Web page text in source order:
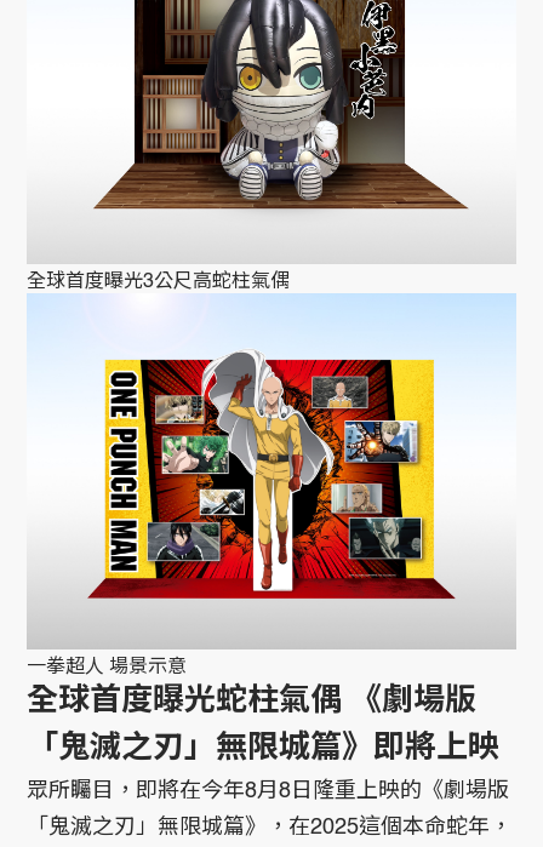
全球首度曝光3公尺高蛇柱氣偶
一拳超人 場景示意
全球首度曝光蛇柱氣偶 《劇場版
「鬼滅之刃」無限城篇》即將上映
眾所矚目，即將在今年8月8日隆重上映的《劇場版
「鬼滅之刃」無限城篇》，在2025這個本命蛇年，